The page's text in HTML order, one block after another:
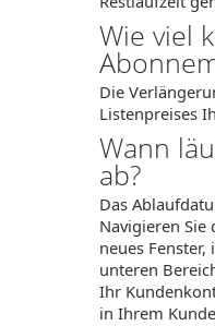
Wie viel
Die
Listenpreises
Wann
ab?
Das
Navigieren
neues
unteren
Ihr
in Ihrem